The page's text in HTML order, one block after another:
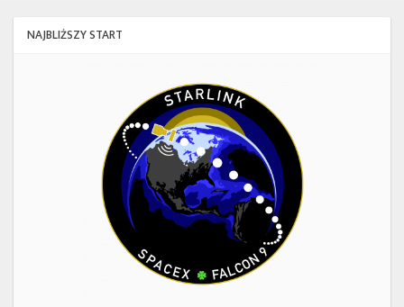
Facebook
Kalendarze
NAJBLIŻSZY START